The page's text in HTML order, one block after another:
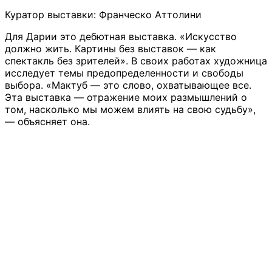
Куратор выставки: Франческо Аттолини
Для Дарии это дебютная выставка. «Искусство
должно жить. Картины без выставок — как
спектакль без зрителей». В своих работах художница
исследует темы предопределенности и свободы
выбора. «Мактуб — это слово, охватывающее все.
Эта выставка — отражение моих размышлений о
том, насколько мы можем влиять на свою судьбу»,
— объясняет она.